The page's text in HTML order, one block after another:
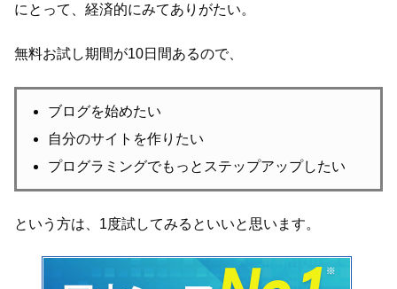
にとって、経済的にみてありがたい。
無料お試し期間が10日間あるので、
ブログを始めたい
自分のサイトを作りたい
プログラミングでもっとステップアップしたい
という方は、1度試してみるといいと思います。